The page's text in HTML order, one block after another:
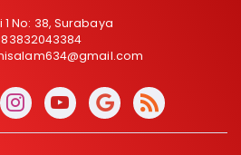
1 No: 38, Surabaya